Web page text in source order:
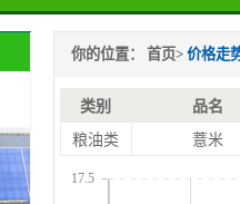
你的位置： 首页> 价格走
类别
品名
粮油类
薏米
17.5